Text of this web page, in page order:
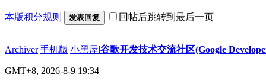
本版积分规则 发表回复 回帖后跳转到最后一页
Archiver|手机版|小黑屋|谷歌开发技术交流社区(Google
GMT+8, 2026-8-9 19:34